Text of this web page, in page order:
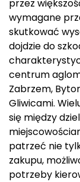
przez
wymagane
skutkować
dojdzie do
centrum
Zabrzem,
Gliwicami.
się między
patrzeć nie
zakupu,
potrzeby